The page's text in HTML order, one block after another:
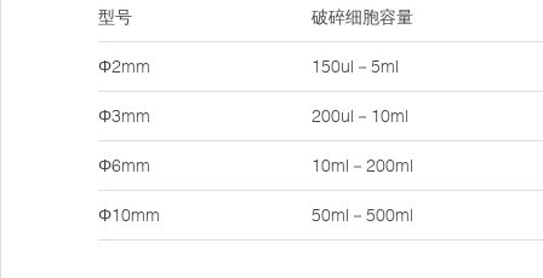
型号 破碎细胞容量
Φ2mm 150ul－5ml
Φ3mm 200ul－10ml
Φ6mm 10ml－200ml
Φ10mm 50ml－500ml